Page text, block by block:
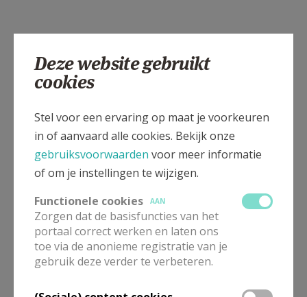
Deze website gebruikt
cookies
Stel voor een ervaring op maat je voorkeuren
in of aanvaard alle cookies. Bekijk onze
gebruiksvoorwaarden voor meer informatie
of om je instellingen te wijzigen.
Functionele cookies
AAN
Zorgen dat de basisfuncties van het
portaal correct werken en laten ons
toe via de anonieme registratie van je
gebruik deze verder te verbeteren.